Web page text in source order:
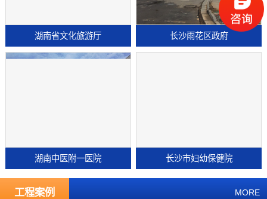
湖南省文化旅游厅 长沙雨花区政府
湖南中医附一医院 长沙市妇幼保健院
工程案例 MORE